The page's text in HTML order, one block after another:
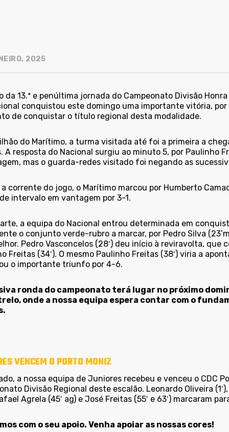
2025
da 13.ª e penúltima jornada do Campeonato Divisão
conquistou este domingo uma importante vitória,
de conquistar o título regional desta modalidade.
do Marítimo, a turma visitada até foi a primeira a
A resposta do Nacional surgiu ao minuto 5, por Paulinho
mas o guarda-redes visitado foi negando as
corrente do jogo, o Marítimo marcou por Humberto
intervalo em vantagem por 3-1.
a equipa do Nacional entrou determinada em
o conjunto verde-rubro a marcar, por Pedro Silva
Pedro Vasconcelos (28′) deu início à reviravolta, que
Freitas (34′). O mesmo Paulinho Freitas (38′) viria a
o importante triunfo por 4-6.
ronda do campeonato terá lugar no próximo
onde a nossa equipa espera contar com o
VENCEM O PORTO MONIZ
a nossa equipa de Juniores recebeu e venceu o CDC
Divisão Regional deste escalão. Leonardo Oliveira (1′),
Agrela (45′ ag) e José Freitas (55′ e 63′) marcaram
com o seu apoio. Venha apoiar as nossas cores!